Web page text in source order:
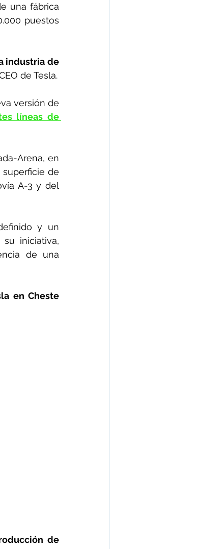
una fábrica
puestos
industria de
de Tesla.
versión de
líneas de
Arena, en
de
A-3 y del
y un
iniciativa,
de una
en Cheste
de